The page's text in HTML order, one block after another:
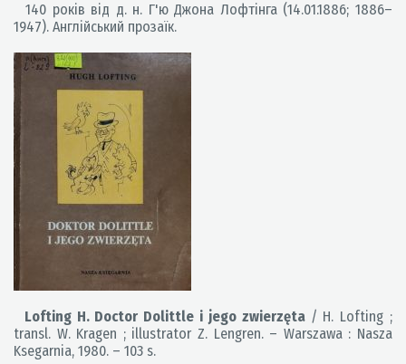
140 років від д. н. Г'ю Джона Лофтінга (14.01.1886; 1886–
1947). Англійський прозаїк.
Lofting H. Doctor Dolittle i jego zwierzęta / H. Lofting ;
transl. W. Kragen ; illustrator Z. Lengren. – Warszawa : Nasza
Ksegarnia, 1980. – 103 s.